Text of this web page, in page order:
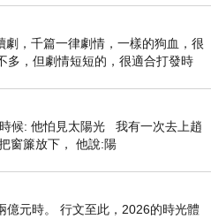
，千篇一律劇情，一樣的狗血，很
多，但劇情短短的，很適合打發時
候: 他怕見太陽光 我有一次去上趙
窗簾放下， 他說:陽
億元時。 行文至此，2026的時光體